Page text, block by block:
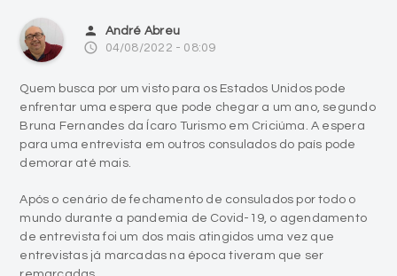
person André Abreu
access_time 04/08/2022 - 08:09
Quem busca por um visto para os Estados Unidos pode
enfrentar uma espera que pode chegar a um ano, segundo
Bruna Fernandes da Ícaro Turismo em Criciúma. A espera
para uma entrevista em outros consulados do país pode
demorar até mais.
Após o cenário de fechamento de consulados por todo o
mundo durante a pandemia de Covid-19, o agendamento
de entrevista foi um dos mais atingidos uma vez que
entrevistas já marcadas na época tiveram que ser